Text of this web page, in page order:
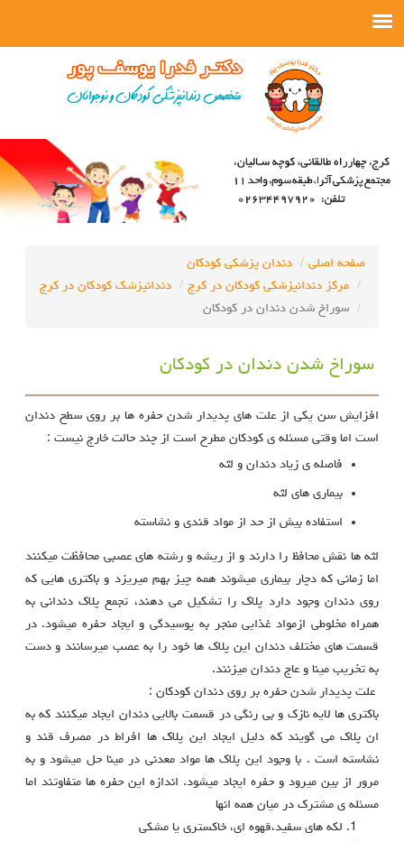
صفحه اصلی
دندان پزشکی کودکان
مرکز دندانپزشکی کودکان در کرج
دندانپزشک کودکان در کرج
سوراخ شدن دندان در کودکان
سوراخ شدن دندان در کودکان
افزایش سن یکی از علت های پدیدار شدن حفره ها بر روی سطح دندان
است اما وقتی مسئله ی کودکان مطرح است از چند حالت خارج نیست :
فاصله ی زیاد دندان و لثه
بیماری های لثه
استفاده بیش از حد از مواد قندی و نشاسته
لثه ها نقش محافظ را دارند و از ریشه و رشته های عصبی محافظت میکنند
اما زمانی که دچار بیماری میشوند همه چیز بهم میریزد و باکتری هایی که
روی دندان وجود دارد پلاک را تشکیل می دهند، تجمع پلاک دندانی به
همراه مخلوطی ازمواد غذایی منجر به پوسیدگی و ایجاد حفره میشود. در
قسمت های مختلف دندان این پلاک ها خود را به عصب میرسانند و دست
به تخریب مینا و عاج دندان میزنند.
علت پدیدار شدن حفره بر روی دندان کودکان :
باکتری ها لایه نازک و بی رنگی در قسمت بالایی دندان ایجاد میکنند که به
ان پلاک می گویند که دلیل ایجاد این پلاک ها افراط در مصرف قند و
نشاسته است . با وجود این پلاک ها مواد معدنی در مینا حل میشود و به
مرور از بین میرود و حفره ایجاد میشود. اندازه این حفره ها متفاوتند اما
مسئله ی مشترک در میان همه انها
لکه های سفید،قهوه ای، خاکستری یا مشکی